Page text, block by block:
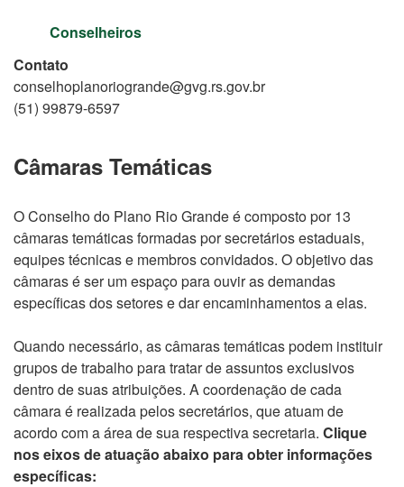
Conselheiros
Contato
conselhoplanoriogrande@gvg.rs.gov.br
(51) 99879-6597
Câmaras Temáticas
O Conselho do Plano Rio Grande é composto por 13
câmaras temáticas formadas por secretários estaduais,
equipes técnicas e membros convidados. O objetivo das
câmaras é ser um espaço para ouvir as demandas
específicas dos setores e dar encaminhamentos a elas.
Quando necessário, as câmaras temáticas podem instituir
grupos de trabalho para tratar de assuntos exclusivos
dentro de suas atribuições. A coordenação de cada
câmara é realizada pelos secretários, que atuam de
acordo com a área de sua respectiva secretaria. Clique
nos eixos de atuação abaixo para obter informações
específicas: